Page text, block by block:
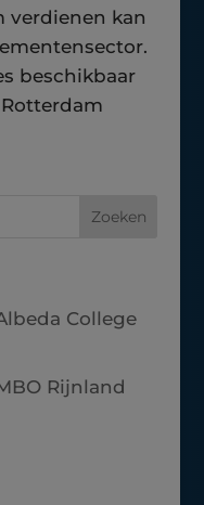
verdienen kan
beschikbaar
College
Rijnland